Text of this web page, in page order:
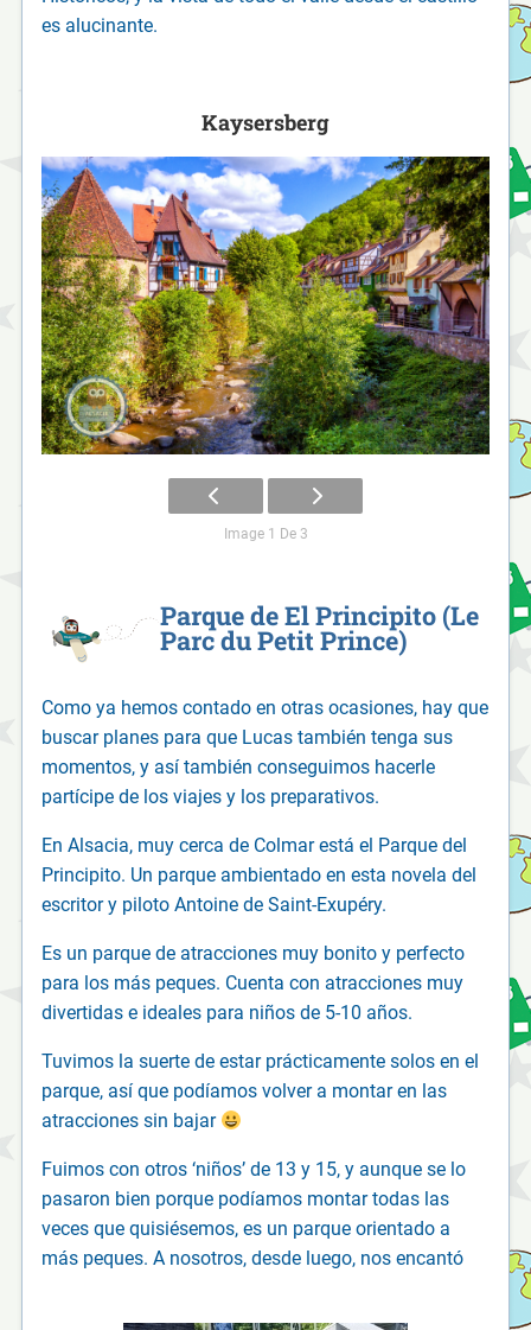
es alucinante.
Kaysersberg
Image 1 De 3
Parque de El Principito (Le
Parc du Petit Prince)
Como ya hemos contado en otras ocasiones, hay que
buscar planes para que Lucas también tenga sus
momentos, y así también conseguimos hacerle
partícipe de los viajes y los preparativos.
En Alsacia, muy cerca de Colmar está el Parque del
Principito. Un parque ambientado en esta novela del
escritor y piloto Antoine de Saint-Exupéry.
Es un parque de atracciones muy bonito y perfecto
para los más peques. Cuenta con atracciones muy
divertidas e ideales para niños de 5-10 años.
Tuvimos la suerte de estar prácticamente solos en el
parque, así que podíamos volver a montar en las
atracciones sin bajar
Fuimos con otros ‘niños’ de 13 y 15, y aunque se lo
pasaron bien porque podíamos montar todas las
veces que quisiésemos, es un parque orientado a
más peques. A nosotros, desde luego, nos encantó